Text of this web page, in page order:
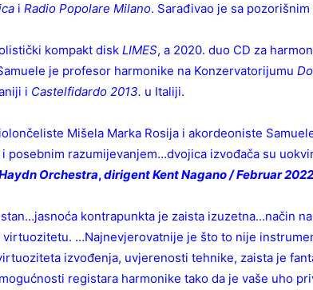
i Radio Popolare Milano. Sarađivao je sa
kompakt disk LIMES, a 2020. duo CD za
je profesor harmonike na Konzervatorijumu
i Castelfidardo 2013. u Italiji.
Mišela Marka Rosija i akordeoniste
posebnim razumijevanjem…dvojica izvođača su
Orchestra,dirigent Kent Nagano / Februar 2022
kontrapunkta je zaista izuzetna…način
…Najnevjerovatnije je što to nije
izvođenja, uvjerenosti tehnike, zaista je
registara harmonike tako da je vaše uho